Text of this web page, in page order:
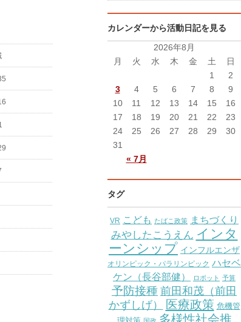
カレンダーから活動日記を見る
2026年8月
月
火 水 木 金 土 日
« 7月
1
2
3
4 5 6 7 8
9
10
11 12 13 14 15
16
17
18 19 20 21 22
23
24
25 26 27 28 29
30
31
タグ
VR こども たばこ政策 まちづくり
みやしたこうえん インタ
ーンシップ インフルエンザ
オリンピック・パラリンピック ハセベ
ケン（長谷部健）
ロボット 予算
予防接種 前田和茂（前田
かずしげ）
医療政策 危機管
多様性社会推